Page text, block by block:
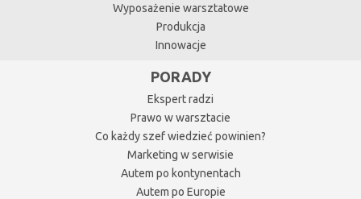
Wyposażenie warsztatowe
Produkcja
Innowacje
PORADY
Ekspert radzi
Prawo w warsztacie
Co każdy szef wiedzieć powinien?
Marketing w serwisie
Autem po kontynentach
Autem po Europie